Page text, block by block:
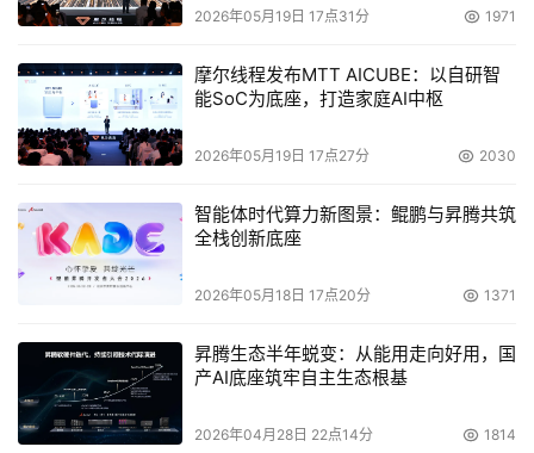
2026年05月19日 17点31分 1971
摩尔线程发布MTT AICUBE：以自研智
能SoC为底座，打造家庭AI中枢
2026年05月19日 17点27分 2030
智能体时代算力新图景：鲲鹏与昇腾共筑
全栈创新底座
2026年05月18日 17点20分 1371
昇腾生态半年蜕变：从能用走向好用，国
产AI底座筑牢自主生态根基
2026年04月28日 22点14分 1814